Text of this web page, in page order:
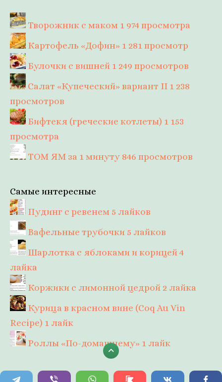
Творожник с маком 1 974 просмотра
Картофель «Дофин» 1 281 просмотр
Булочки с вишней 1 249 просмотров
Салат «Купеческий» вариант II 1 238
просмотров
Бифтекя (греческие котлеты) 1 153
просмотра
ТОМ ЯМ за 1 минуту 846 просмотров
Самые интересные
Пудинг с ревенем 5 лайков
Вафельные трубочки 5 лайков
Шарлотка с яблоками и корицей4
лайка
Коржики с лимонной цедрой 2 лайка
Курица в красном вине (Coq Au Vin
Recipe) 1 лайк
Роллы «По-домашнему» 1 лайк